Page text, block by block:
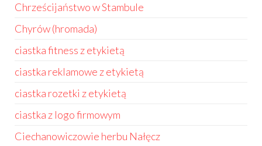
Chrześcijaństwo w Stambule
Chyrów (hromada)
ciastka fitness z etykietą
ciastka reklamowe z etykietą
ciastka rozetki z etykietą
ciastka z logo firmowym
Ciechanowiczowie herbu Nałęcz